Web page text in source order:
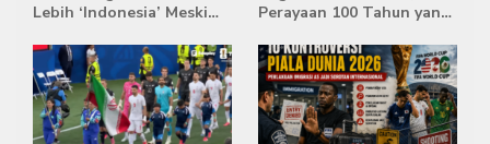
Lebih ‘Indonesia’ Meski
Perayaan 100 Tahun yang